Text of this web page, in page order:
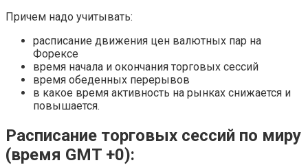
Причем надо учитывать:
расписание движения цен валютных пар на
Форексе
время начала и окончания торговых сессий
время обеденных перерывов
в какое время активность на рынках снижается и
повышается.
Расписание торговых сессий по миру
(время GMT +0):